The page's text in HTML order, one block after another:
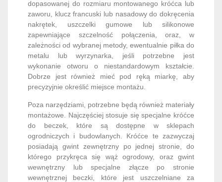
dopasowanej do rozmiaru montowanego króćca lub
zaworu, klucz francuski lub nasadowy do dokręcenia
nakrętek, uszczelki gumowe lub silikonowe
zapewniające szczelność połączenia, oraz, w
zależności od wybranej metody, ewentualnie piłka do
metalu lub wyrzynarka, jeśli potrzebne jest
wykonanie otworu o niestandardowym kształcie.
Dobrze jest również mieć pod ręką miarkę, aby
precyzyjnie określić miejsce montażu.
Poza narzędziami, potrzebne będą również materiały
montażowe. Najczęściej stosuje się specjalne króćce
do beczek, które są dostępne w sklepach
ogrodniczych i budowlanych. Króćce te zazwyczaj
posiadają gwint zewnętrzny po jednej stronie, do
którego przykręca się wąż ogrodowy, oraz gwint
wewnętrzny lub specjalne złącze po stronie
wewnętrznej beczki, które jest uszczelniane za